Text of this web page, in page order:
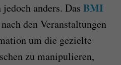
anders. Das BMI
den Veranstaltungen
um die gezielte
zu manipulieren,